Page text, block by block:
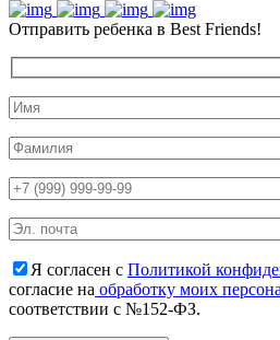
Отправить ребенка в Best Friends!
Я согласен с Политикой
согласие на обработку моих
соответствии с №152-ФЗ.